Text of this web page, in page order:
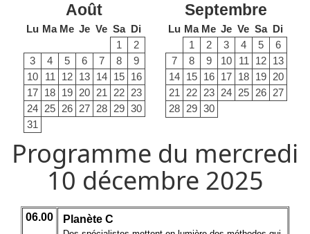
Août
Lu Ma Me Je Ve Sa Di
1
2
3
4 5 6 7 8
9
10
11 12 13 14 15 16
17 18 19 20 21 22 23
24 25 26 27 28 29 30
31
Septembre
Lu Ma Me Je Ve Sa Di
1
2 3 4 5
6
7
8 9 10 11 12 13
14 15 16 17 18 19 20
21
22 23 24 25 26 27
28 29 30
Programme du mercredi
10 décembre 2025